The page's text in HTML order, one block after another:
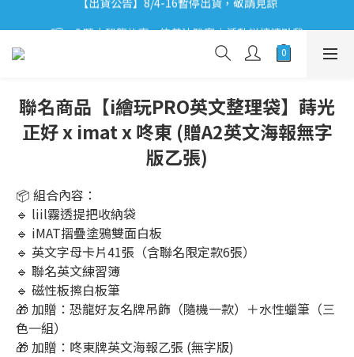
【出貨公告】8/4-16暫停出貨，敬請見諒
ʕ•͡ᴥ•ʔ 聽小恐龍故事 x 信義法雅客｜活動詳情請點我
ʕ•͡ᴥ•ʔ 【優惠相報】登入會員享更多優惠。
聯名商品【i繪玩PRO英文整理袋】蒔光
正好 x imat x 咚東 (贈A2英文海報無字
版乙張)
📦 組合內容：
🔹 liil霧透提把收納袋
🔹 iMAT摺疊塗鴉雙面白板
🔹 英文字母卡片41張（含聯名限定款6張）
🔹 聯名英文練習簿
🔹 磁性板擦白板筆
🎁 加贈：恐龍好友名牌吊飾（隨機一款）＋水性蠟筆（三
色一組）
🎁 加贈：咚東牌英文海報乙張 (無字版)